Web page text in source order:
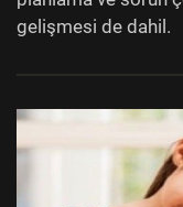
gelişmesi de dahil.